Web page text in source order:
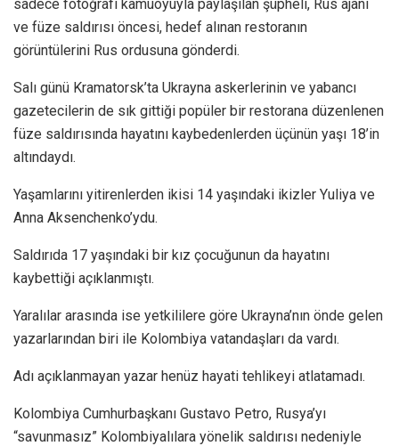
sadece fotoğrafı kamuoyuyla paylaşılan şüpheli, Rus ajanı
ve füze saldırısı öncesi, hedef alınan restoranın
görüntülerini Rus ordusuna gönderdi.
Salı günü Kramatorsk’ta Ukrayna askerlerinin ve yabancı
gazetecilerin de sık gittiği popüler bir restorana düzenlenen
füze saldırısında hayatını kaybedenlerden üçünün yaşı 18’in
altındaydı.
Yaşamlarını yitirenlerden ikisi 14 yaşındaki ikizler Yuliya ve
Anna Aksenchenko’ydu.
Saldırıda 17 yaşındaki bir kız çocuğunun da hayatını
kaybettiği açıklanmıştı.
Yaralılar arasında ise yetkililere göre Ukrayna’nın önde gelen
yazarlarından biri ile Kolombiya vatandaşları da vardı.
Adı açıklanmayan yazar henüz hayati tehlikeyi atlatamadı.
Kolombiya Cumhurbaşkanı Gustavo Petro, Rusya’yı
“savunmasız” Kolombiyalılara yönelik saldırısı nedeniyle